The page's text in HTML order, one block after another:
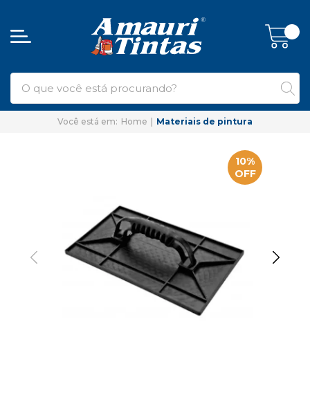
Home Materiais de pintura
10%
OFF